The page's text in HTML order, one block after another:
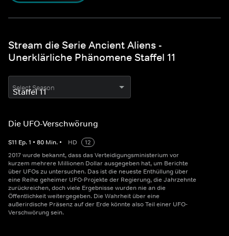
Stream die Serie Ancient Aliens -
Unerklärliche Phänomene Staffel 11
Select Season
Die UFO-Verschwörung
S11 Ep.1 • 80 Min. • HD
12
2017 wurde bekannt, dass das Verteidigungsministerium vor
kurzem mehrere Millionen Dollar ausgegeben hat, um Berichte
über UFOs zu untersuchen. Das ist die neueste Enthüllung über
eine Reihe geheimer UFO-Projekte der Regierung, die Jahrzehnte
zurückreichen, doch viele Ergebnisse wurden nie an die
Öffentlichkeit weitergegeben. Die Wahrheit über eine
außerirdische Präsenz auf der Erde könnte also Teil einer UFO-
Verschwörung sein.